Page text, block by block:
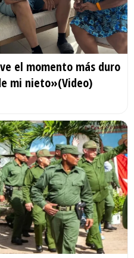
el momento más duro
mi nieto»(Video)